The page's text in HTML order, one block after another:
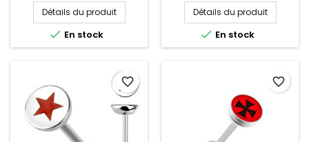
Détails du produit
 En stock
Détails du produit
 En stock
favorite_border favorite_border